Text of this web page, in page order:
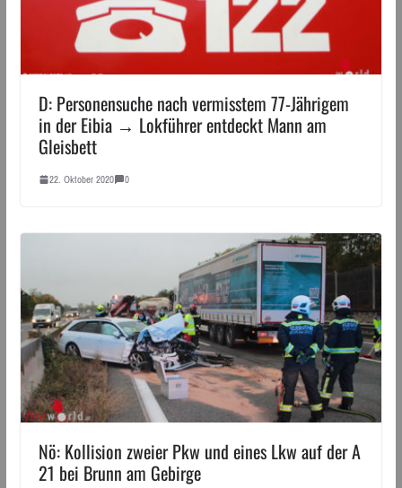
D: Personensuche nach vermisstem 77-Jährigem
in der Eibia → Lokführer entdeckt Mann am
Gleisbett
22. Oktober 2020 0
Nö: Kollision zweier Pkw und eines Lkw auf der A
21 bei Brunn am Gebirge